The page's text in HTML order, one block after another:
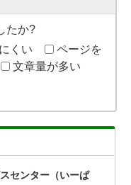
たか?
くい
ページを
文章量が多い
センター（いーぱ